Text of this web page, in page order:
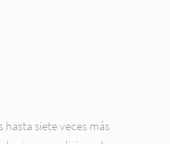
siete veces más